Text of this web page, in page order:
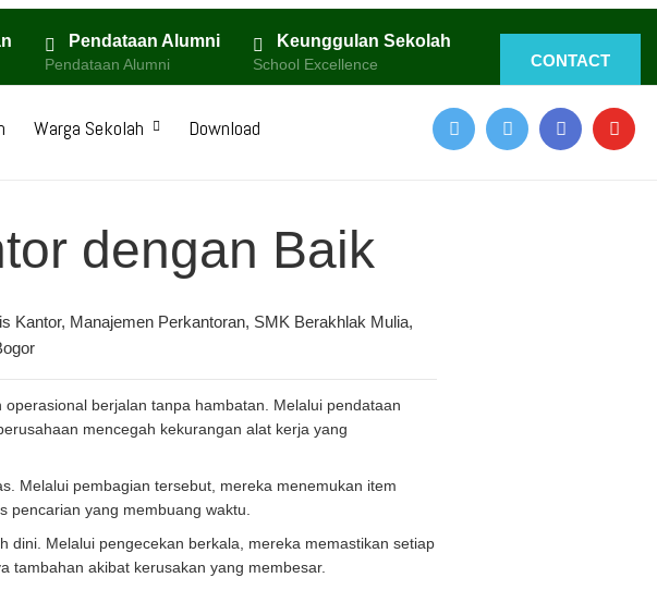
CONTACT
Keunggulan Sekolah
School Excellence
Pendataan Alumni
Pendataan Alumni
Warga Sekolah Download
dengan Baik
Kantor, Manajemen Perkantoran, SMK Berakhlak Mulia,
berjalan tanpa hambatan. Melalui pendataan
mencegah kekurangan alat kerja yang
Melalui pembagian tersebut, mereka menemukan item
pencarian yang membuang waktu.
dini. Melalui pengecekan berkala, mereka memastikan setiap
tambahan akibat kerusakan yang membesar.